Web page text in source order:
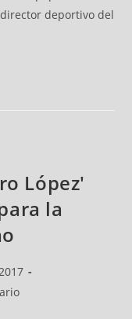
deportivo del
López'
la